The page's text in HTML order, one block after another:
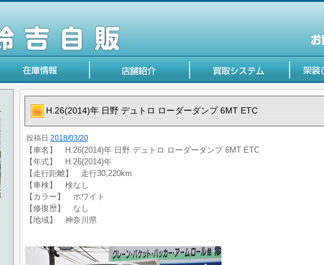
H.26(2014)年 日野 デュトロ ローダーダンプ 6MT ETC
投稿日 2018/03/20
【車名】 H.26(2014)年 日野 デュトロ ローダーダンプ 6MT ETC
【年式】 H.26(2014)年
【走行距離】 走行30,220km
【車検】 検なし
【カラー】 ホワイト
【修復歴】 なし
【地域】 神奈川県